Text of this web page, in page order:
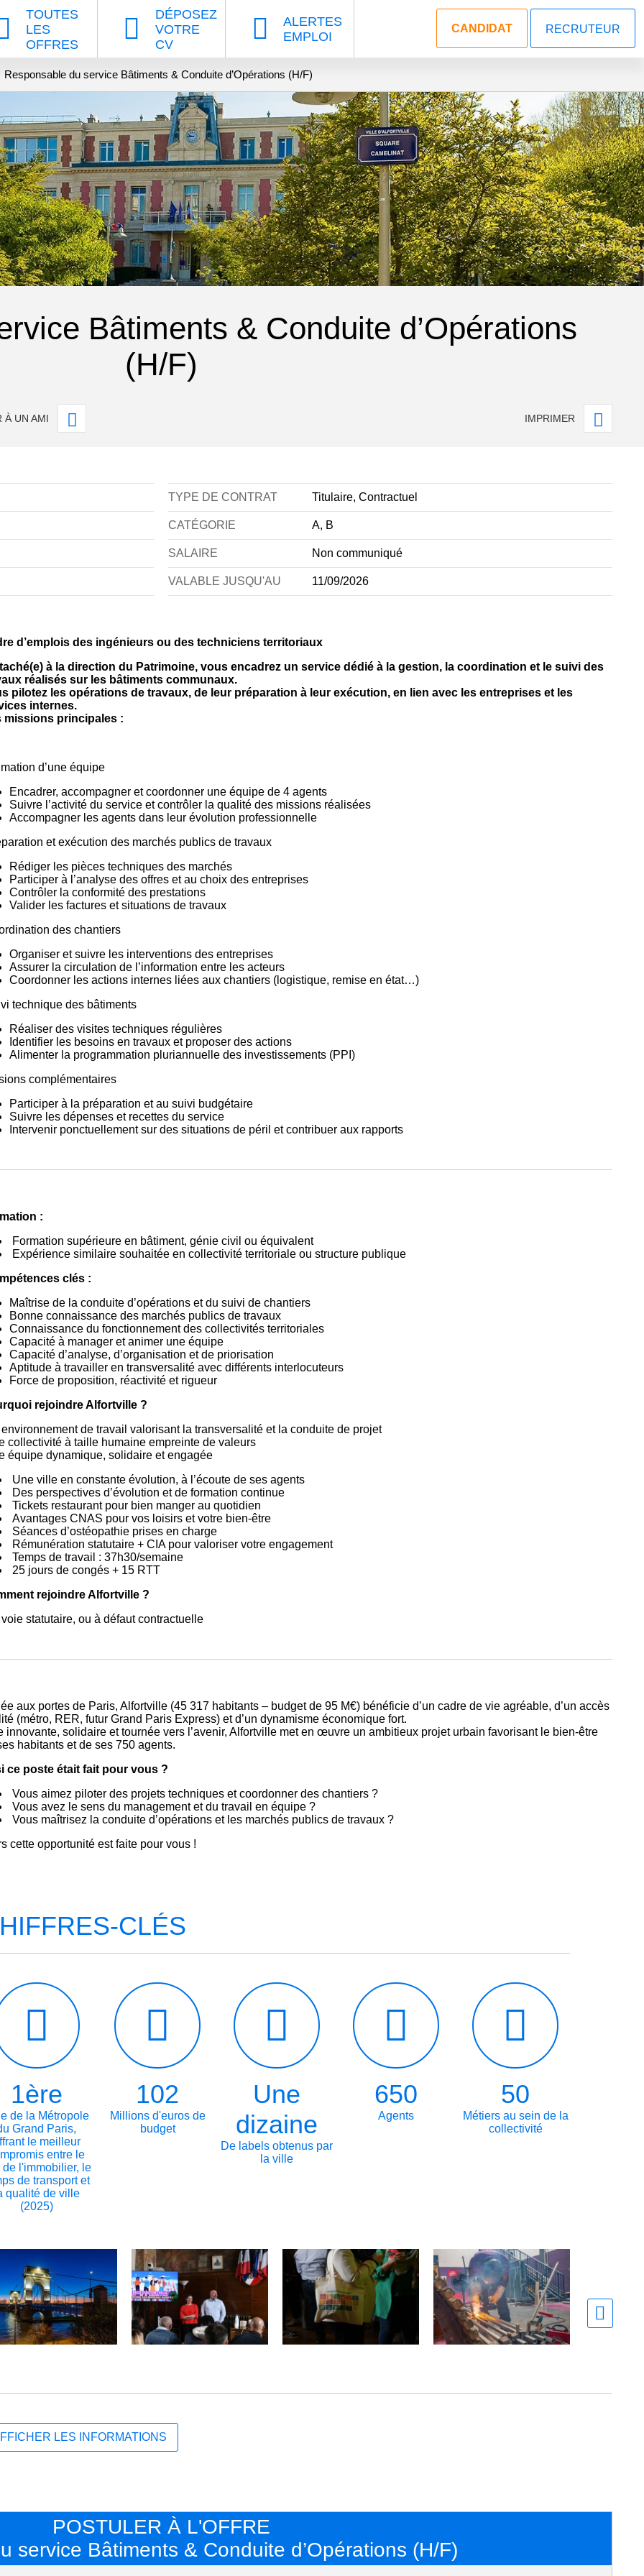
TOUTES
LES
OFFRES
DÉPOSEZ
VOTRE
CV
ALERTES
EMPLOI
CANDIDAT RECRUTEUR
Responsable du service Bâtiments & Conduite d’Opérations (H/F)
Bâtiments & Conduite d’Opérations
(H/F)
À UN AMI IMPRIMER
TYPE DE CONTRAT Titulaire, Contractuel
CATÉGORIE A, B
SALAIRE Non communiqué
VALABLE JUSQU'AU 11/09/2026
d’emplois des ingénieurs ou des techniciens territoriaux
à la direction du Patrimoine, vous encadrez un service dédié à la gestion, la coordination et le suivi des
réalisés sur les bâtiments communaux.
pilotez les opérations de travaux, de leur préparation à leur exécution, en lien avec les entreprises et les
internes.
missions principales :
d’une équipe
Encadrer, accompagner et coordonner une équipe de 4 agents
Suivre l’activité du service et contrôler la qualité des missions réalisées
Accompagner les agents dans leur évolution professionnelle
et exécution des marchés publics de travaux
Rédiger les pièces techniques des marchés
Participer à l’analyse des offres et au choix des entreprises
Contrôler la conformité des prestations
Valider les factures et situations de travaux
des chantiers
Organiser et suivre les interventions des entreprises
Assurer la circulation de l’information entre les acteurs
Coordonner les actions internes liées aux chantiers (logistique, remise en état…)
technique des bâtiments
Réaliser des visites techniques régulières
Identifier les besoins en travaux et proposer des actions
Alimenter la programmation pluriannuelle des investissements (PPI)
complémentaires
Participer à la préparation et au suivi budgétaire
Suivre les dépenses et recettes du service
Intervenir ponctuellement sur des situations de péril et contribuer aux rapports
:
Formation supérieure en bâtiment, génie civil ou équivalent
Expérience similaire souhaitée en collectivité territoriale ou structure publique
clés :
Maîtrise de la conduite d’opérations et du suivi de chantiers
Bonne connaissance des marchés publics de travaux
Connaissance du fonctionnement des collectivités territoriales
Capacité à manager et animer une équipe
Capacité d’analyse, d’organisation et de priorisation
Aptitude à travailler en transversalité avec différents interlocuteurs
Force de proposition, réactivité et rigueur
rejoindre Alfortville ?
de travail valorisant la transversalité et la conduite de projet
collectivité à taille humaine empreinte de valeurs
équipe dynamique, solidaire et engagée
Une ville en constante évolution, à l’écoute de ses agents
Des perspectives d’évolution et de formation continue
Tickets restaurant pour bien manger au quotidien
Avantages CNAS pour vos loisirs et votre bien-être
Séances d’ostéopathie prises en charge
Rémunération statutaire + CIA pour valoriser votre engagement
Temps de travail : 37h30/semaine
25 jours de congés + 15 RTT
rejoindre Alfortville ?
voie statutaire, ou à défaut contractuelle
aux portes de Paris, Alfortville (45 317 habitants – budget de 95 M€) bénéficie d’un cadre de vie agréable, d’un accès
(métro, RER, futur Grand Paris Express) et d’un dynamisme économique fort.
innovante, solidaire et tournée vers l’avenir, Alfortville met en œuvre un ambitieux projet urbain favorisant le bien-être
habitants et de ses 750 agents.
ce poste était fait pour vous ?
Vous aimez piloter des projets techniques et coordonner des chantiers ?
Vous avez le sens du management et du travail en équipe ?
Vous maîtrisez la conduite d’opérations et les marchés publics de travaux ?
cette opportunité est faite pour vous !
CLÉS
1ère
de la Métropole
Grand Paris,
le meilleur
entre le
de l'immobilier, le
de transport et
qualité de ville
(2025)
102
Millions d'euros de
budget
Une
dizaine
De labels obtenus par
la ville
650
Agents
50
Métiers au sein de la
collectivité
LES INFORMATIONS
POSTULER À L'OFFRE
service Bâtiments & Conduite d’Opérations (H/F)